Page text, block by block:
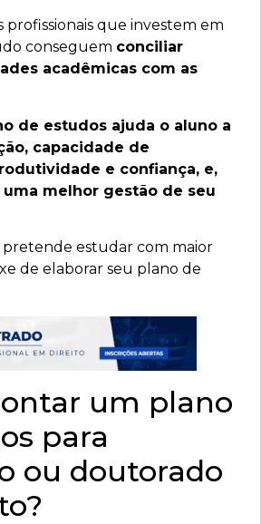
profissionais que investem em
conseguem conciliar
acadêmicas com as
de estudos ajuda o aluno a
capacidade de
e confiança, e,
melhor gestão de seu
pretende estudar com maior
de elaborar seu plano de
um plano
para
ou doutorado